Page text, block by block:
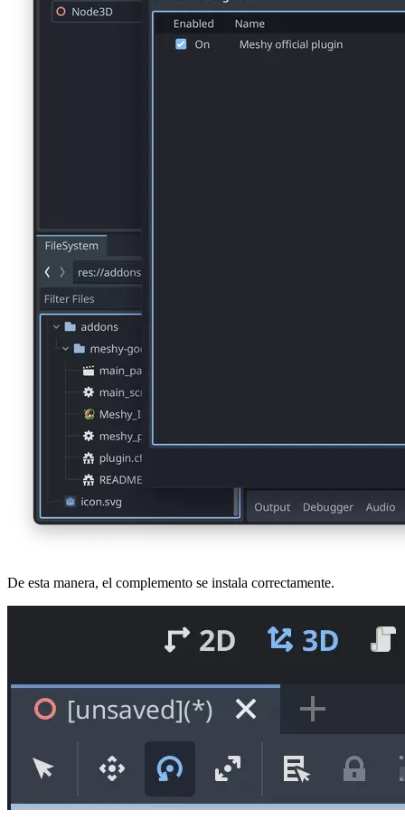
De esta manera, el complemento se instala correctamente.